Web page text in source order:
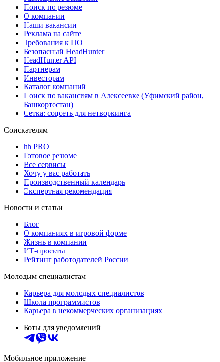
Поиск по резюме
О компании
Наши вакансии
Реклама на сайте
Требования к ПО
Безопасный HeadHunter
HeadHunter API
Партнерам
Инвесторам
Каталог компаний
Поиск по вакансиям в Алексеевке (Уфимский район,
Башкортостан)
Сетка: соцсеть для нетворкинга
Соискателям
hh PRO
Готовое резюме
Все сервисы
Хочу у вас работать
Производственный календарь
Экспертная рекомендация
Новости и статьи
Блог
О компаниях в игровой форме
Жизнь в компании
ИТ-проекты
Рейтинг работодателей России
Молодым специалистам
Карьера для молодых специалистов
Школа программистов
Карьера в некоммерческих организациях
Боты для уведомлений
Мобильное приложение